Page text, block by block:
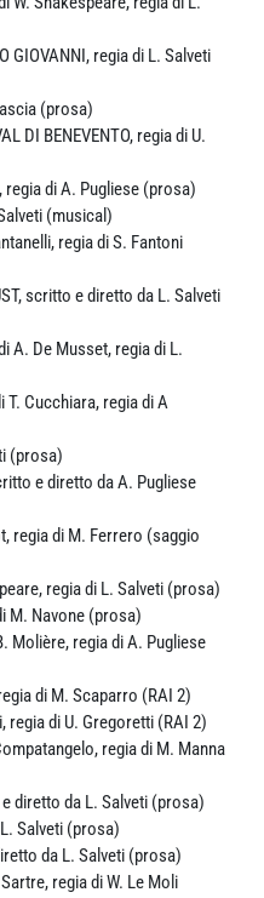
GIOVANNI, regia di L. Salveti
(prosa)
DI BENEVENTO, regia di U.
regia di A. Pugliese (prosa)
(musical)
regia di S. Fantoni
scritto e diretto da L. Salveti
A. De Musset, regia di L.
T. Cucchiara, regia di A
(prosa)
e diretto da A. Pugliese
regia di M. Ferrero (saggio
regia di L. Salveti (prosa)
M. Navone (prosa)
Molière, regia di A. Pugliese
di M. Scaparro (RAI 2)
regia di U. Gregoretti (RAI 2)
regia di M. Manna
e diretto da L. Salveti (prosa)
Salveti (prosa)
da L. Salveti (prosa)
regia di W. Le Moli